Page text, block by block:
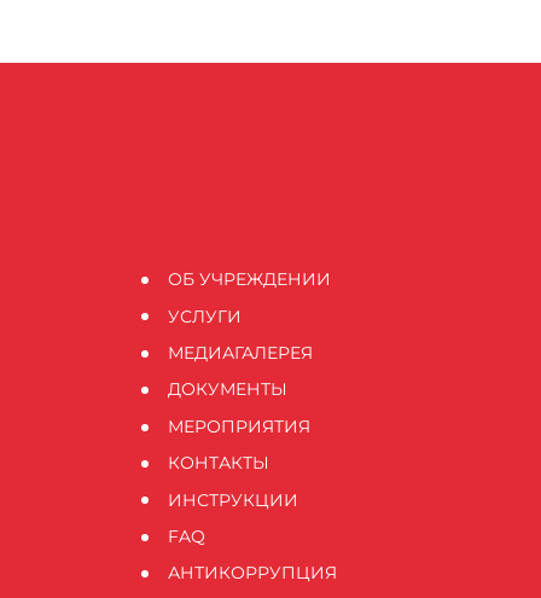
ОБ УЧРЕЖДЕНИИ
УСЛУГИ
МЕДИАГАЛЕРЕЯ
ДОКУМЕНТЫ
МЕРОПРИЯТИЯ
КОНТАКТЫ
ИНСТРУКЦИИ
FAQ
АНТИКОРРУПЦИЯ